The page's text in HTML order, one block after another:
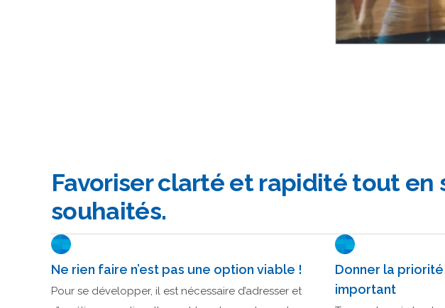
Favoriser clarté et rapidité tout en
souhaités.
Ne rien faire n’est pas une option viable !
Pour se développer, il est nécessaire d’adresser et
Donner la
important